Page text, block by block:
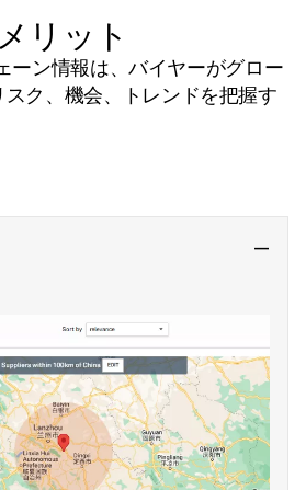
リット
ーン情報は、バイヤーがグロー
ク、機会、トレンドを把握す